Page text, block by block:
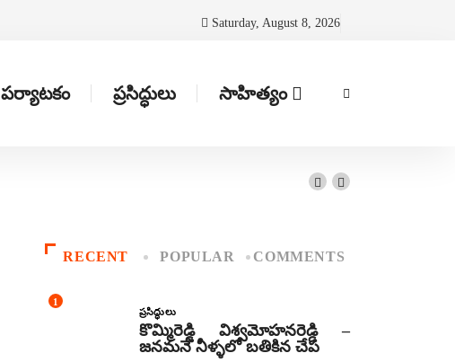
Saturday, August 8, 2026
పర్యాటకం ప్రసిద్ధులు సాహిత్యం
RECENT POPULAR COMMENTS
1
ప్రసిద్ధులు
కొమ్మిరెడ్డి విశ్వమోహనరెడ్డి –
జనమనే నీళ్ళలో బతికిన చేప